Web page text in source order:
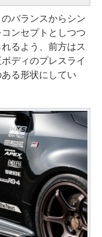
バランスからシン
ンセプトとしつつ
るよう、前方はス
ディのプレスライ
る形状にしてい